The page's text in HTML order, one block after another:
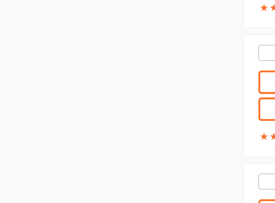
★
★
★
★